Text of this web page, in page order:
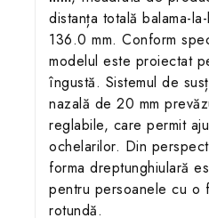
distanța totală balama-
136.0 mm. Conform
modelul este proiectat
îngustă. Sistemul de
nazală de 20 mm
reglabile, care permit
ochelarilor. Din
forma dreptunghiulară
pentru persoanele cu o
rotundă.